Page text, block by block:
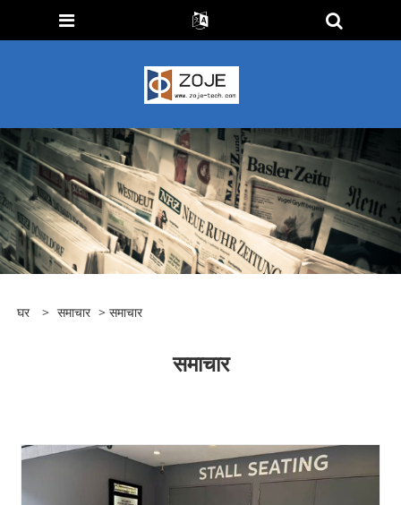
घर > समाचार > समाचार
समाचार